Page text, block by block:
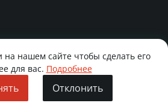
нашем сайте чтобы сделать его
для вас. Подробнее
Отклонить